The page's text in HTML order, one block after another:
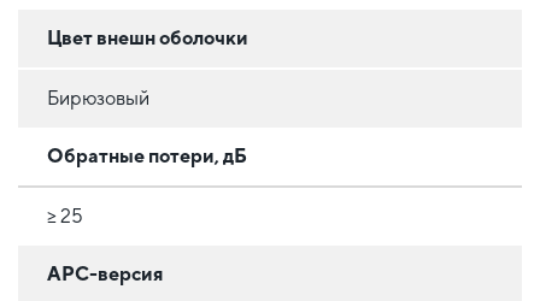
Цвет внешн оболочки
Бирюзовый
Обратные потери, дБ
≥ 25
APC-версия